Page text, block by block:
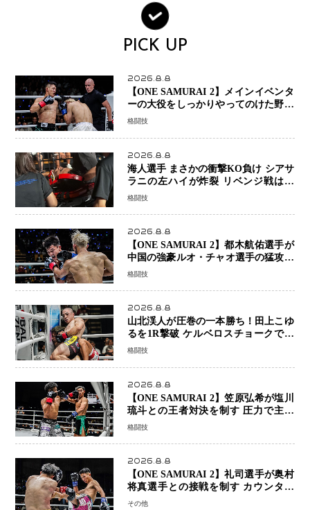
PICK UP
2026.8.8
【ONE SAMURAI 2】メインイベンタ
ーの大役をしっかりやってのけた野杁
正明が衝撃のリベンジ！ リウ・メン
ーで完全決着
格闘技
2026.8.8
海人選手 まさかの衝撃KO負け シアサ
ラニの左ハイが炸裂 リベンジ戦は一
瞬で決着
格闘技
2026.8.8
【ONE SAMURAI 2】都木航佑選手が
中国の強豪ルオ・チャオ選手の猛攻を
受けながらも的確な攻撃で応戦 最後
格闘技
2026.8.8
山北渓人が圧巻の一本勝ち！田上こゆ
るを1R撃破 ケルベロスチョークで存
在感を示す
格闘技
2026.8.8
【ONE SAMURAI 2】笠原弘希が塩川
琉斗との王者対決を制す 圧力で主導
権を握り判定勝利
格闘技
2026.8.8
【ONE SAMURAI 2】礼司選手が奥村
将真選手との接戦を制す カウンター
と正確な打撃で判定勝利
その他